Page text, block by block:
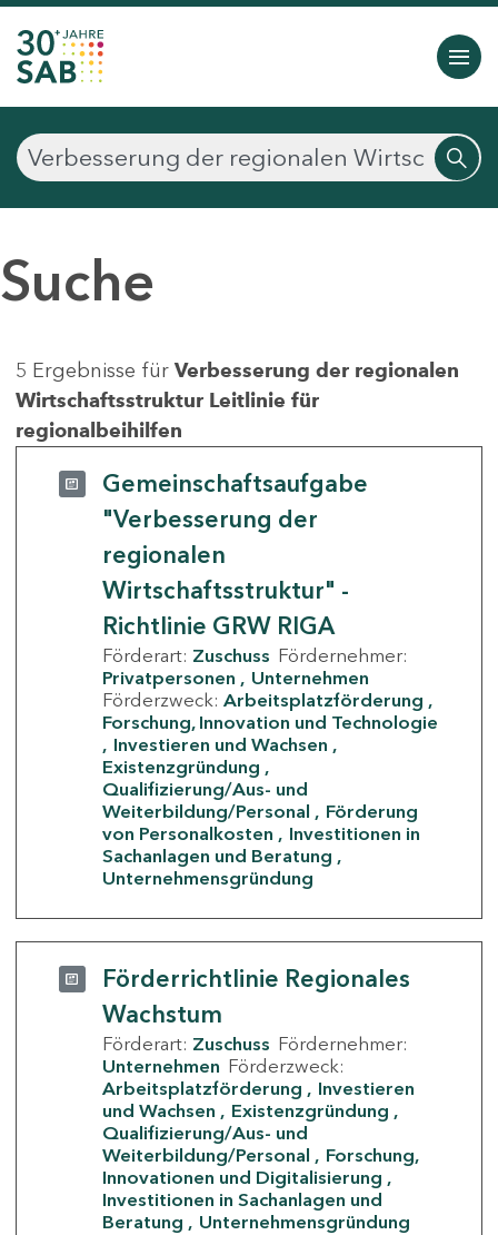
Suche
5 Ergebnisse für Verbesserung der regionalen
Wirtschaftsstruktur Leitlinie für
regionalbeihilfen
Gemeinschaftsaufgabe
"Verbesserung der
regionalen
Wirtschaftsstruktur" -
Richtlinie GRW RIGA
Förderart: Zuschuss Fördernehmer:
Privatpersonen
Unternehmen
Förderzweck: Arbeitsplatzförderung
Forschung, Innovation und Technologie
Investieren und Wachsen
Existenzgründung
Qualifizierung/Aus- und
Weiterbildung/Personal
Förderung
von Personalkosten
Investitionen in
Sachanlagen und Beratung
Unternehmensgründung
Förderrichtlinie Regionales
Wachstum
Förderart: Zuschuss Fördernehmer:
Unternehmen Förderzweck:
Arbeitsplatzförderung
Investieren
und Wachsen
Existenzgründung
Qualifizierung/Aus- und
Weiterbildung/Personal
Forschung,
Innovationen und Digitalisierung
Investitionen in Sachanlagen und
Beratung
Unternehmensgründung